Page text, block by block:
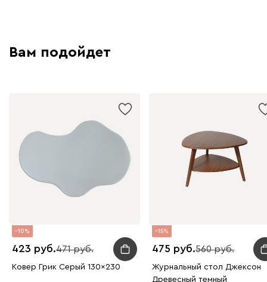
Вам подойдет
10
423 471
Ковер Грик Серый 130x230
15
475 560
Журнальный стол Джексон
Древесный темный